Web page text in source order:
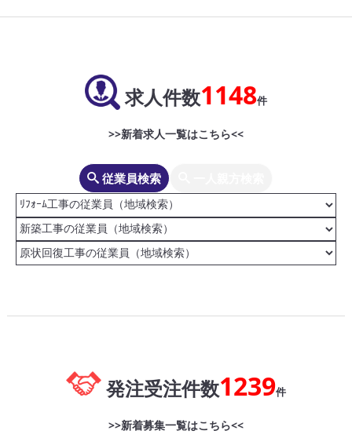
求人件数1148件
>>新着求人一覧はこちら<<
従業員検索
発注受注件数1239件
>>新着募集一覧はこちら<<